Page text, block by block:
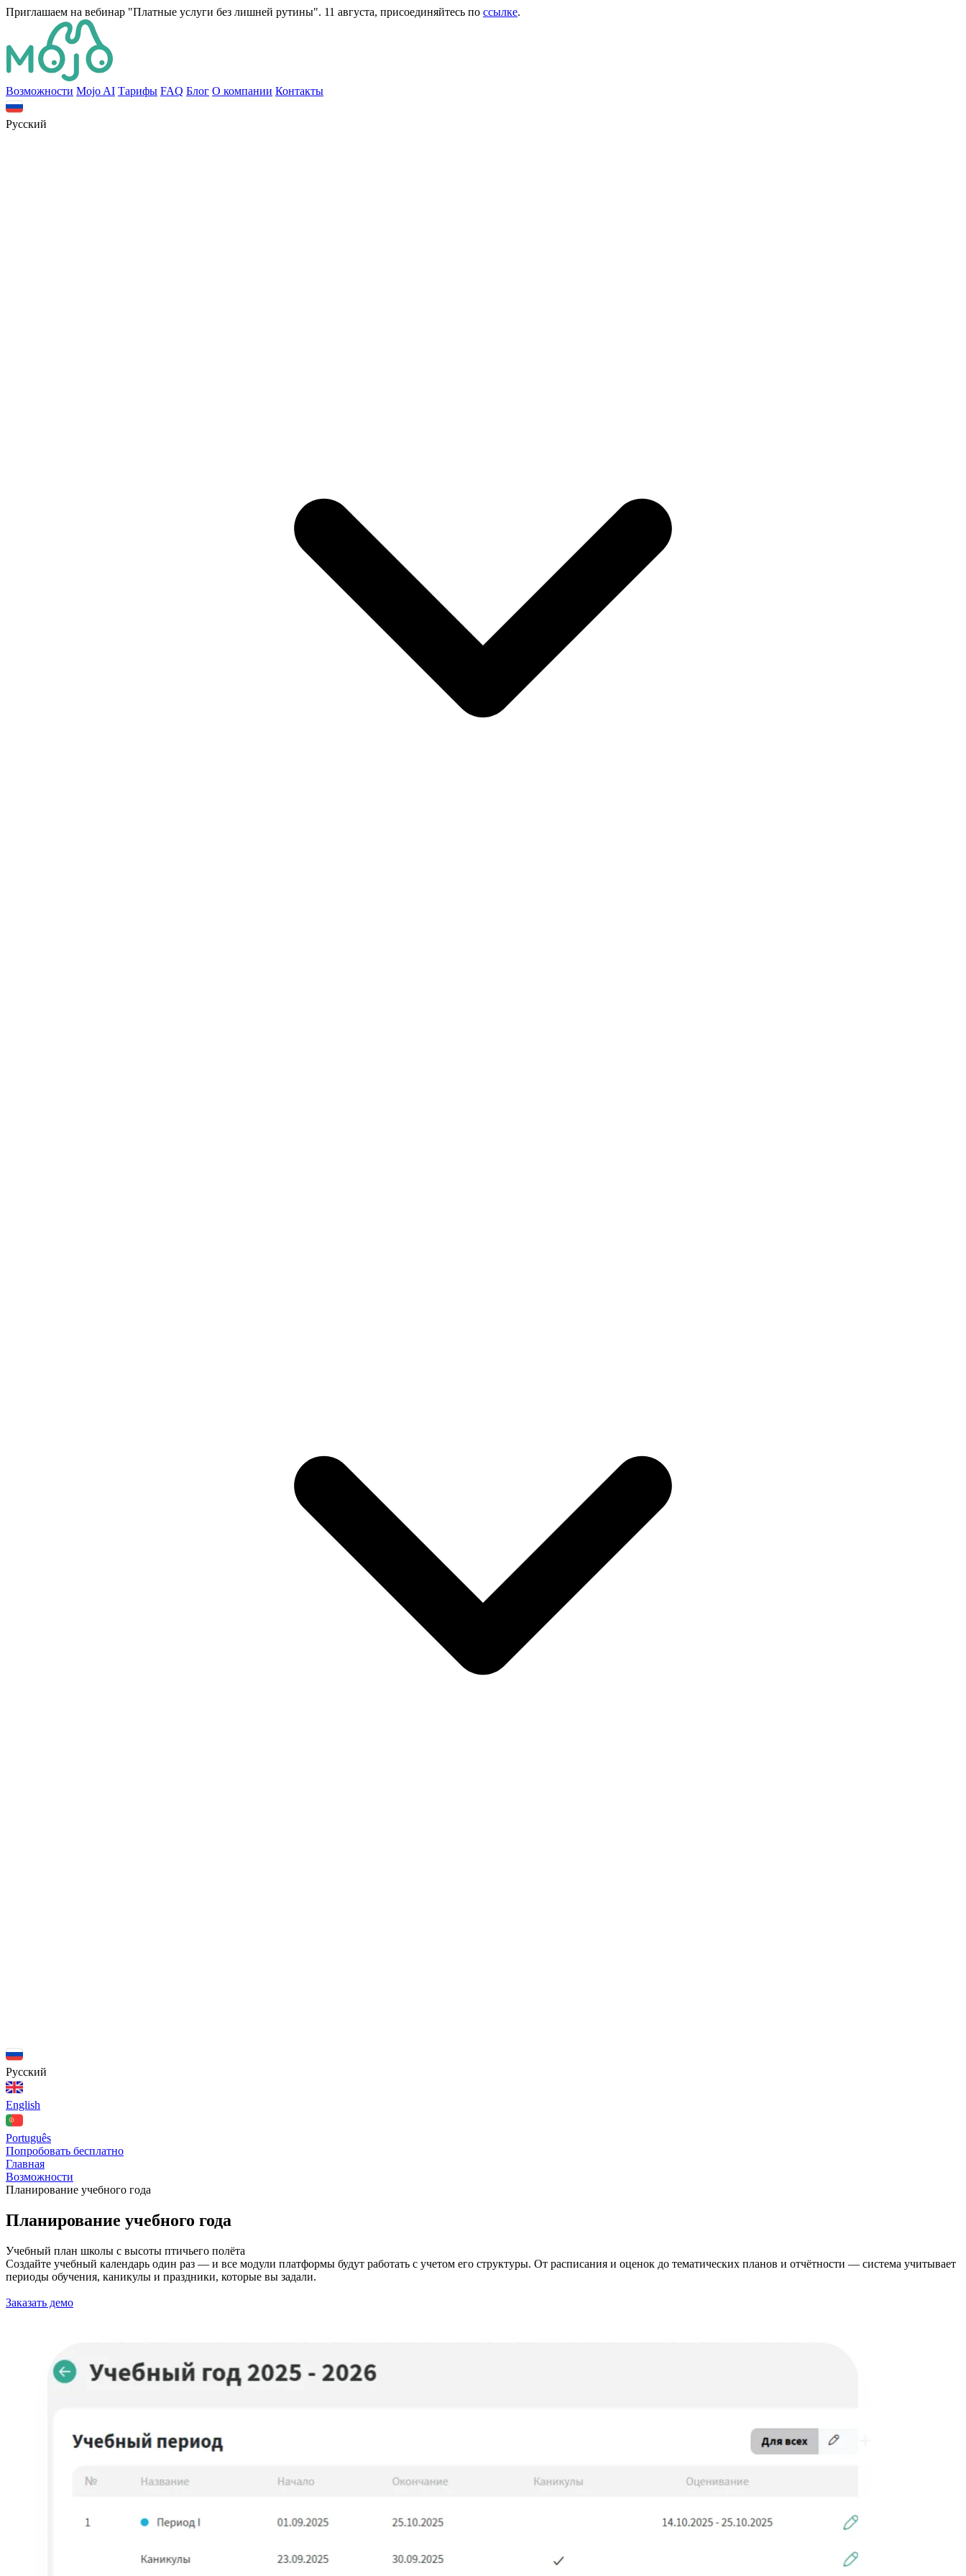
Приглашаем на вебинар "Платные услуги без лишней рутины". 11 августа, присоединяйтесь по ссылке.
Bозможности Mojo AI Тарифы FAQ Блог О компании Контакты
Русский
Русский
English
Português
Попробовать бесплатно
Главная
Возможности
Планирование учебного года
Планирование учебного года
Учебный план школы с высоты птичьего полёта
Создайте учебный календарь один раз — и все модули платформы будут работать с учетом его структуры. От расписания и оценок до тематических планов и отчётности — система учитывает
периоды обучения, каникулы и праздники, которые вы задали.
Заказать демо